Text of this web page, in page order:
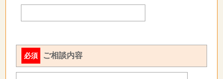
必須 ご相談内容